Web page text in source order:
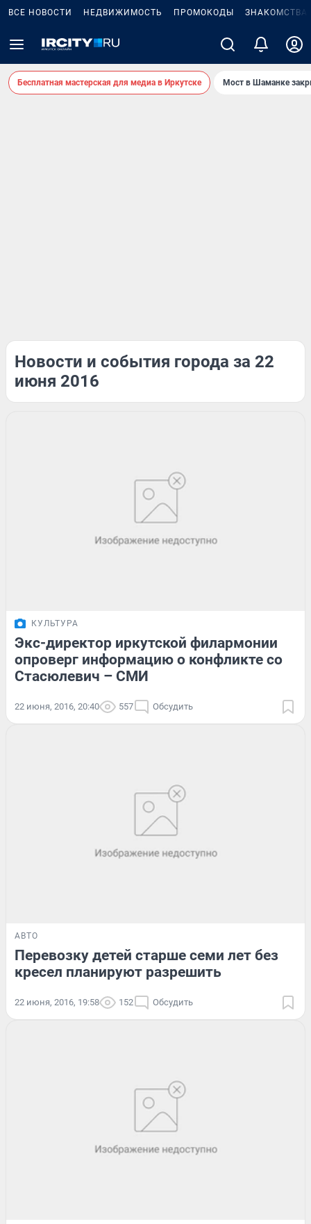
ВСЕ НОВОСТИ НЕДВИЖИМОСТЬ ПРОМОКОДЫ ЗНАКОМСТВА
Бесплатная мастерская для медиа в Иркутске Мост в Шаманке
Новости и события города за 22
июня 2016
КУЛЬТУРА
Экс-директор иркутской филармонии
опроверг информацию о конфликте со
Стасюлевич – СМИ
22 июня, 2016, 20:40 557 Обсудить
АВТО
Перевозку детей старше семи лет без
кресел планируют разрешить
22 июня, 2016, 19:58 152 Обсудить